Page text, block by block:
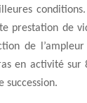
prestation de
de
en activité sur
succession.